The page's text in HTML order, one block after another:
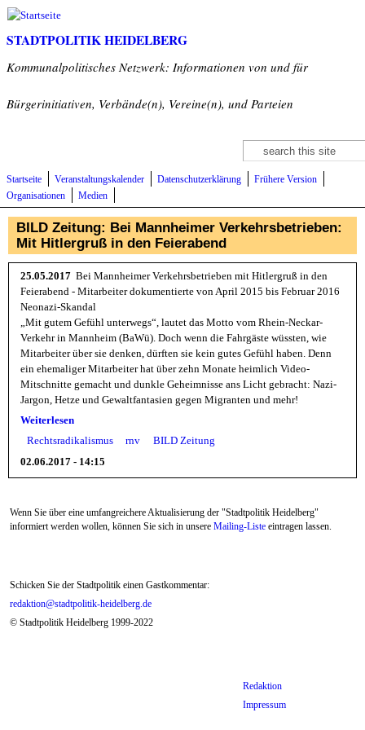
Direkt zum Inhalt
STADTPOLITIK HEIDELBERG
Kommunalpolitisches Netzwerk: Informationen von und für
Bürgerinitiativen, Verbände(n), Vereine(n), und Parteien
Suchformular
Suche
Startseite Veranstaltungskalender Datenschutzerklärung
Frühere Version
Organisationen
Medien
BILD Zeitung: Bei Mannheimer Verkehrsbetrieben:
Mit Hitlergruß in den Feierabend
25.05.2017 Bei Mannheimer Verkehrsbetrieben mit Hitlergruß in den
Feierabend - Mitarbeiter dokumentierte von April 2015 bis Februar 2016
Neonazi-Skandal
„Mit gutem Gefühl unterwegs“, lautet das Motto vom Rhein-Neckar-
Verkehr in Mannheim (BaWü). Doch wenn die Fahrgäste wüssten, wie
Mitarbeiter über sie denken, dürften sie kein gutes Gefühl haben. Denn
ein ehemaliger Mitarbeiter hat über zehn Monate heimlich Video-
Mitschnitte gemacht und dunkle Geheimnisse ans Licht gebracht: Nazi-
Jargon, Hetze und Gewaltfantasien gegen Migranten und mehr!
Weiterlesen
Rechtsradikalismus
rnv
BILD Zeitung
02.06.2017 - 14:15
Wenn Sie über eine umfangreichere Aktualisierung der "Stadtpolitik Heidelberg"
informiert werden wollen, können Sie sich in unsere Mailing-Liste eintragen lassen.
Schicken Sie der Stadtpolitik einen Gastkommentar:
redaktion@stadtpolitik-heidelberg.de
© Stadtpolitik Heidelberg 1999-2022
Redaktion
Impressum